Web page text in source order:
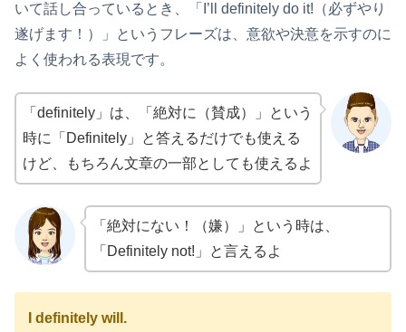
いて話し合っているとき、「I’ll definitely do it!（必ずやり
遂げます！）」というフレーズは、意欲や決意を示すのに
よく使われる表現です。
「definitely」は、「絶対に（賛成）」という
時に「Definitely」と答えるだけでも使える
けど、もちろん文章の一部としても使えるよ
「絶対にない！（嫌）」という時は、
「Definitely not!」と言えるよ
I definitely will.